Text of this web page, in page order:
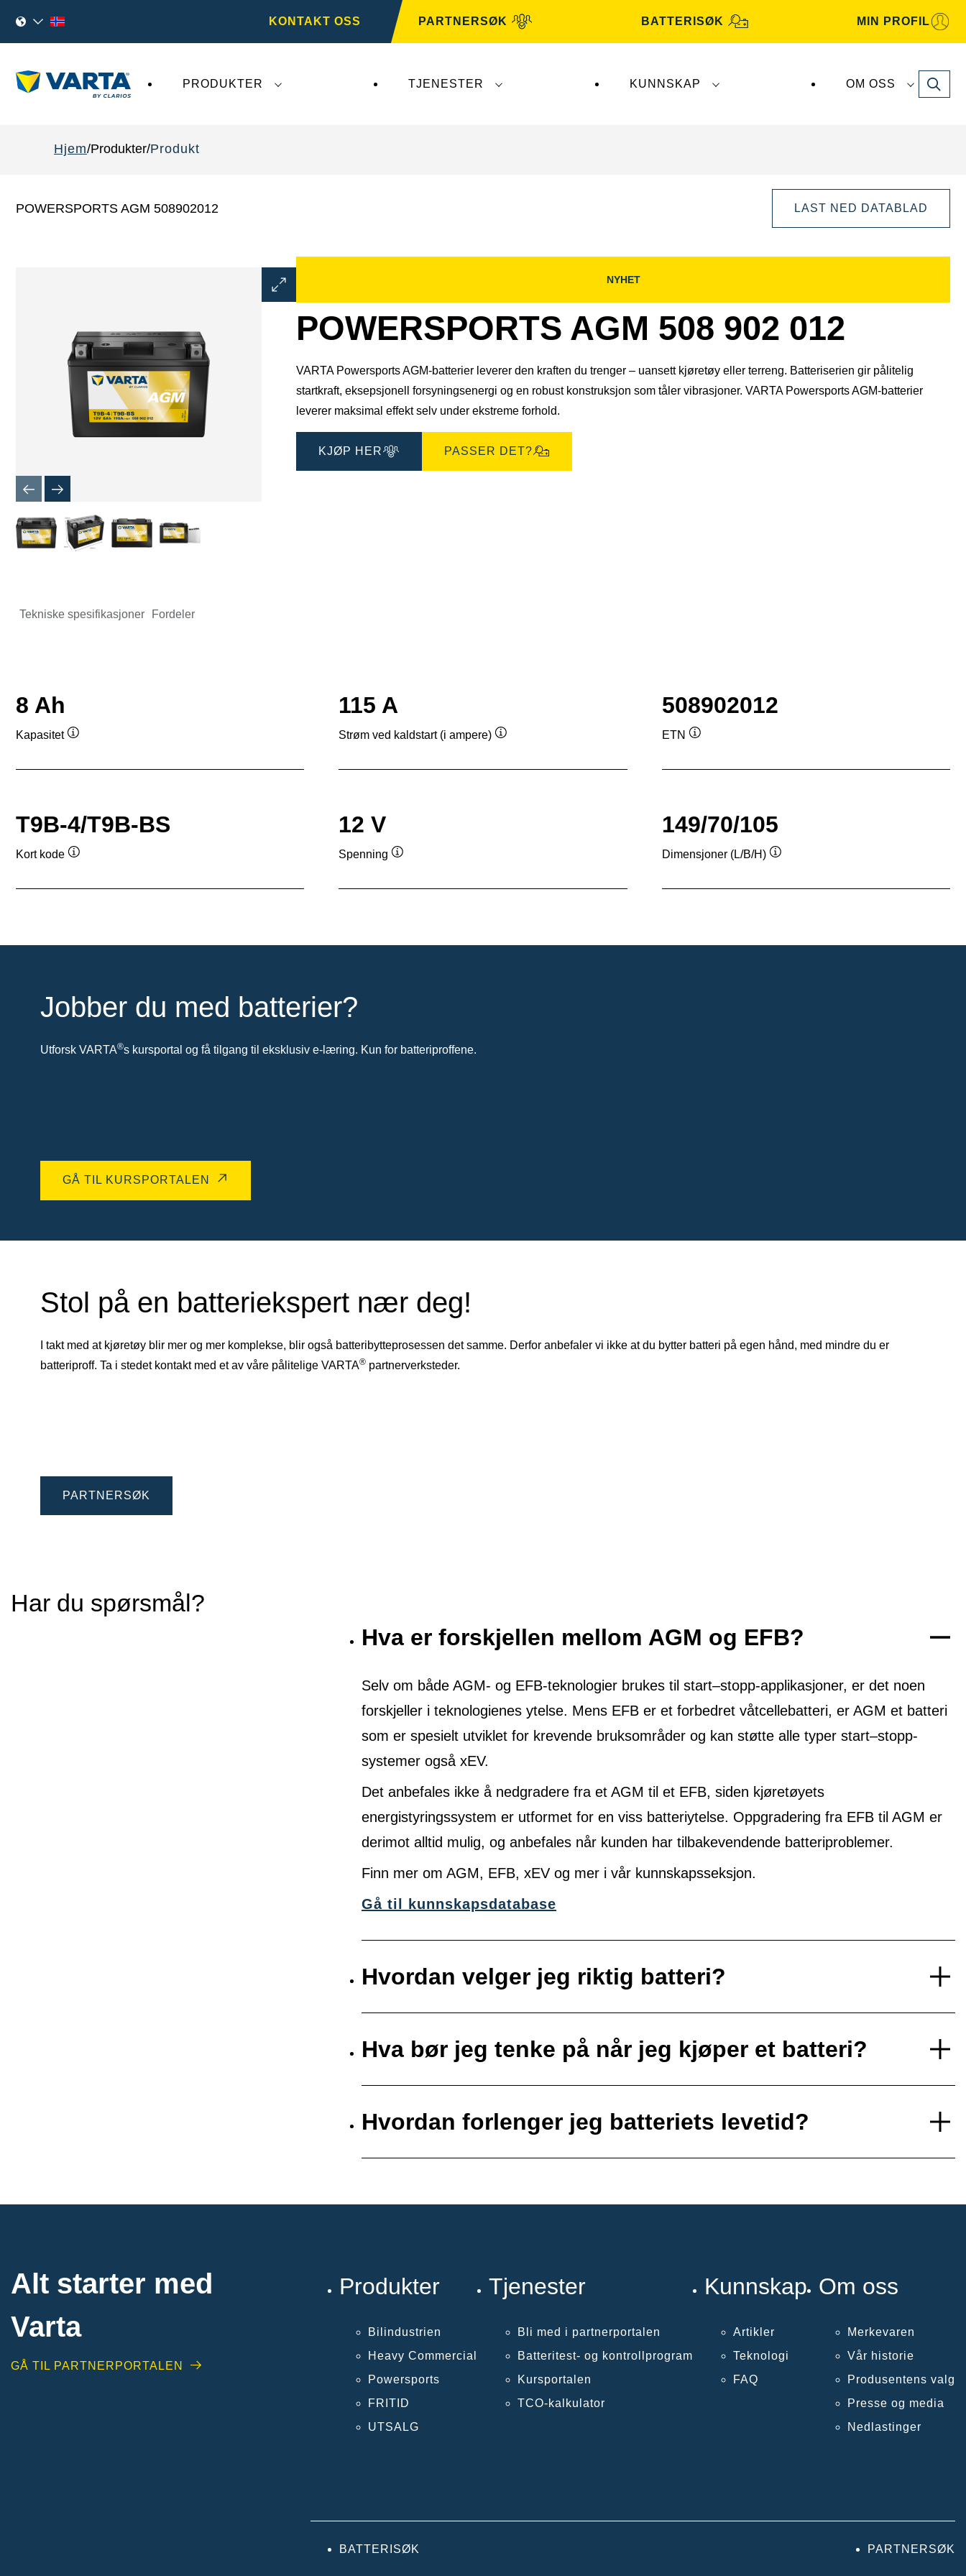
KONTAKT OSS PARTNERSØK BATTERISØK MIN PROFIL
PRODUKTER TJENESTER KUNNSKAP OM OSS Search
Hjem Produkter Produkt
POWERSPORTS AGM 508902012 LAST NED DATABLAD
Åpne
bildedialog
NYHET
POWERSPORTS AGM 508 902 012
VARTA Powersports AGM-batterier leverer den kraften du trenger – uansett kjøretøy eller terreng. Batteriserien gir pålitelig
startkraft, eksepsjonell forsyningsenergi og en robust konstruksjon som tåler vibrasjoner. VARTA Powersports AGM-batterier
leverer maksimal effekt selv under ekstreme forhold.
KJØP HER PASSER DET?
Tekniske spesifikasjoner Fordeler
8 Ah
Kapasitet
115 A
Strøm ved kaldstart (i ampere)
508902012
ETN
T9B-4/T9B-BS
Kort kode
12 V
Spenning
149/70/105
Dimensjoner (L/B/H)
Jobber du med batterier?
Utforsk VARTA®s kursportal og få tilgang til eksklusiv e-læring. Kun for batteriproffene.
GÅ TIL KURSPORTALEN
Stol på en batteriekspert nær deg!
I takt med at kjøretøy blir mer og mer komplekse, blir også batteribytteprosessen det samme. Derfor anbefaler vi ikke at du bytter batteri på egen hånd, med mindre du er
batteriproff. Ta i stedet kontakt med et av våre pålitelige VARTA® partnerverksteder.
PARTNERSØK
Har du spørsmål?
Hva er forskjellen mellom AGM og EFB?
Selv om både AGM- og EFB-teknologier brukes til start–stopp-applikasjoner, er det noen
forskjeller i teknologienes ytelse. Mens EFB er et forbedret våtcellebatteri, er AGM et batteri
som er spesielt utviklet for krevende bruksområder og kan støtte alle typer start–stopp-
systemer også xEV.
Det anbefales ikke å nedgradere fra et AGM til et EFB, siden kjøretøyets
energistyringssystem er utformet for en viss batteriytelse. Oppgradering fra EFB til AGM er
derimot alltid mulig, og anbefales når kunden har tilbakevendende batteriproblemer.
Finn mer om AGM, EFB, xEV og mer i vår kunnskapsseksjon.
Gå til kunnskapsdatabase
Hvordan velger jeg riktig batteri?
Hva bør jeg tenke på når jeg kjøper et batteri?
Hvordan forlenger jeg batteriets levetid?
Alt starter med
Varta
GÅ TIL PARTNERPORTALEN
Produkter
Bilindustrien
Heavy Commercial
Powersports
FRITID
UTSALG
Tjenester
Bli med i partnerportalen
Batteritest- og kontrollprogram
Kursportalen
TCO-kalkulator
Kunnskap
Artikler
Teknologi
FAQ
Om oss
Merkevaren
Vår historie
Produsentens valg
Presse og media
Nedlastinger
BATTERISØK PARTNERSØK